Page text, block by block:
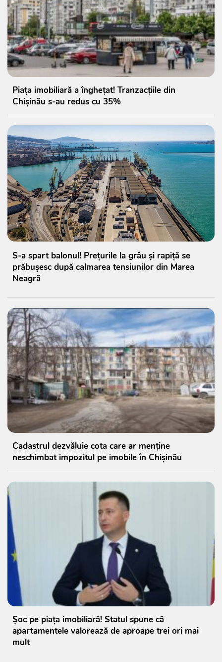
Piața imobiliară a înghețat! Tranzacțiile din
Chișinău s-au redus cu 35%
S-a spart balonul! Prețurile la grâu și rapiță se
prăbușesc după calmarea tensiunilor din Marea
Neagră
Cadastrul dezvăluie cota care ar menține
neschimbat impozitul pe imobile în Chișinău
Șoc pe piața imobiliară! Statul spune că
apartamentele valorează de aproape trei ori mai
mult